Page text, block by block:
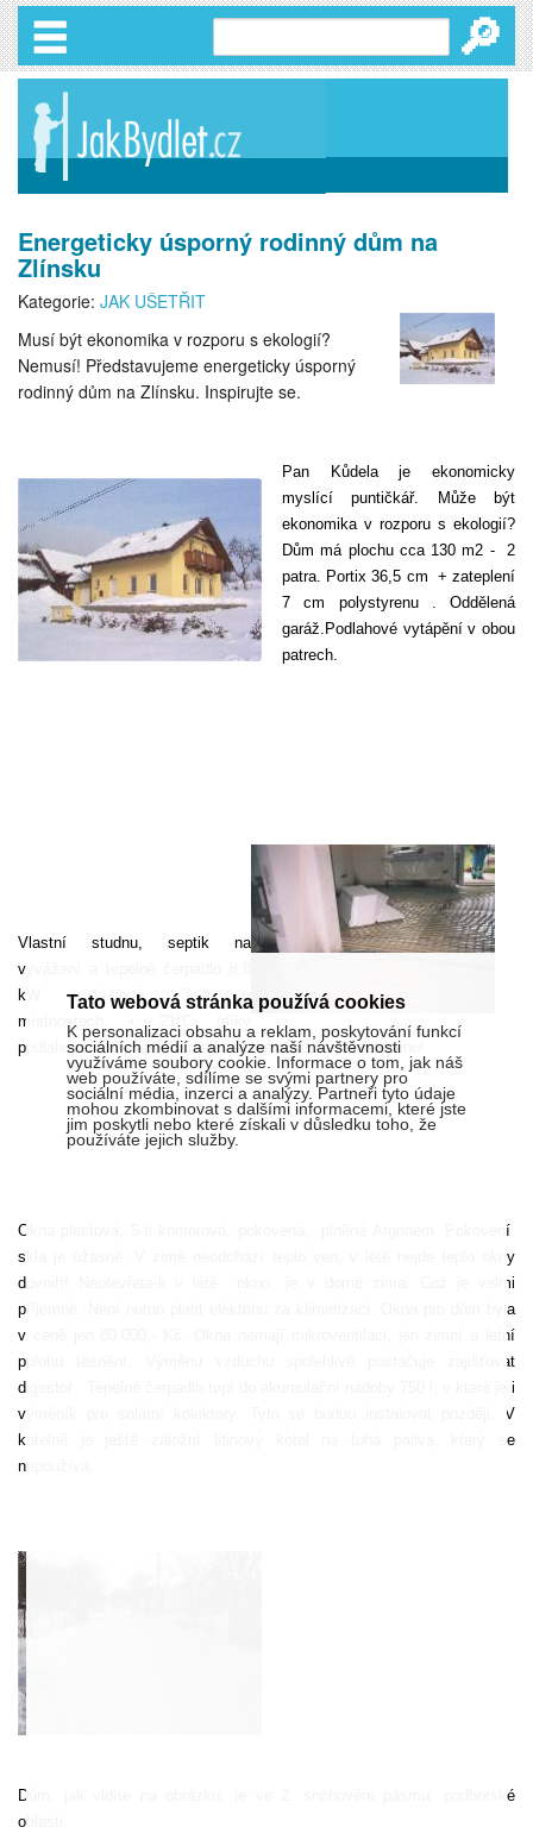
🔎
Energeticky úsporný rodinný dům na
Zlínsku
Kategorie: JAK UŠETŘIT
Musí být ekonomika v rozporu s ekologií?
Nemusí! Představujeme energeticky úsporný
rodinný dům na Zlínsku. Inspirujte se.
Pan Kůdela je ekonomicky
myslící puntičkář. Může být
ekonomika v rozporu s ekologií?
Dům má plochu cca 130 m2 -
2
patra. Portix 36,5 cm + zateplení
7 cm polystyrenu . Oddělená
garáž.Podlahové vytápění v obou
patrech.
Vlastní studnu, septik na
vyvážení a tepelné čerpadlo 8,8
kW voda-voda. Je-li v
místnostech + 21°C (díky
podlahovému vytápění), mají všichni pocit,že je přetopeno!
Okna plastová, 5-ti komorová, pokovená,
plněná Argonem. Pokovení
skla je úžasné. V zimě neodchází teplo ven, v létě nejde teplo okny
dovnitř! Neotevřete-li v létě
okno, je v domě zima. Což je velmi
příjemné. Není nutno platit elektřinu za klimatizaci. Okna pro dům byla
v ceně jen 80.000,- Kč. Okna nemají mikroventilaci, jen zimní a letní
polohu těsnění. Výměnu vzduchu spolehlivě postačuje zajišťovat
digestoř.
Tepelné čerpadlo topí do akumulační nádoby 750 l, v které je i
výměník pro solární kolektory. Tyto se budou instalovat později. V
kotelně je ještě záložní litinový kotel na tuhá paliva, který se
nepoužívá.
Dům, jak vidíte na obrázku, je ve 2. sněhovém pásmu, podhorské
oblasti.
Tato webová stránka používá cookies
K personalizaci obsahu a reklam, poskytování funkcí
sociálních médií a analýze naší návštěvnosti
využíváme soubory cookie. Informace o tom, jak náš
web používáte, sdílíme se svými partnery pro
sociální média, inzerci a analýzy. Partneři tyto údaje
mohou zkombinovat s dalšími informacemi, které jste
jim poskytli nebo které získali v důsledku toho, že
používáte jejich služby.